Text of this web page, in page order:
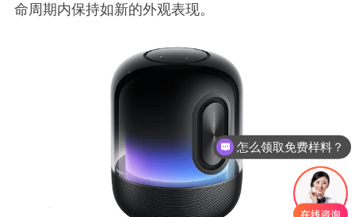
命周期内保持如新的外观表现。
怎么领取免费样料？